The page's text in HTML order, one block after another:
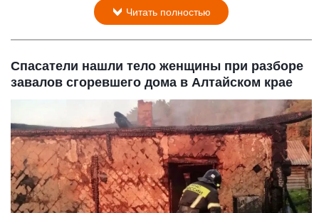
Читать полностью
Спасатели нашли тело женщины при разборе
завалов сгоревшего дома в Алтайском крае